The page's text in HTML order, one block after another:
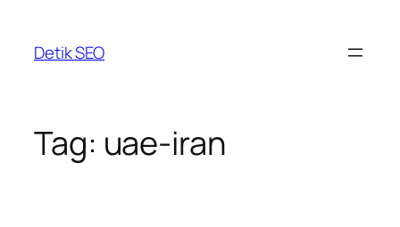
content
Detik SEO
Tag: uae-iran